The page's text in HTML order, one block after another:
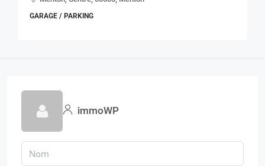
GARAGE / PARKING
immoWP